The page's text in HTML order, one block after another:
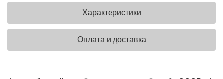
Характеристики
Оплата и доставка